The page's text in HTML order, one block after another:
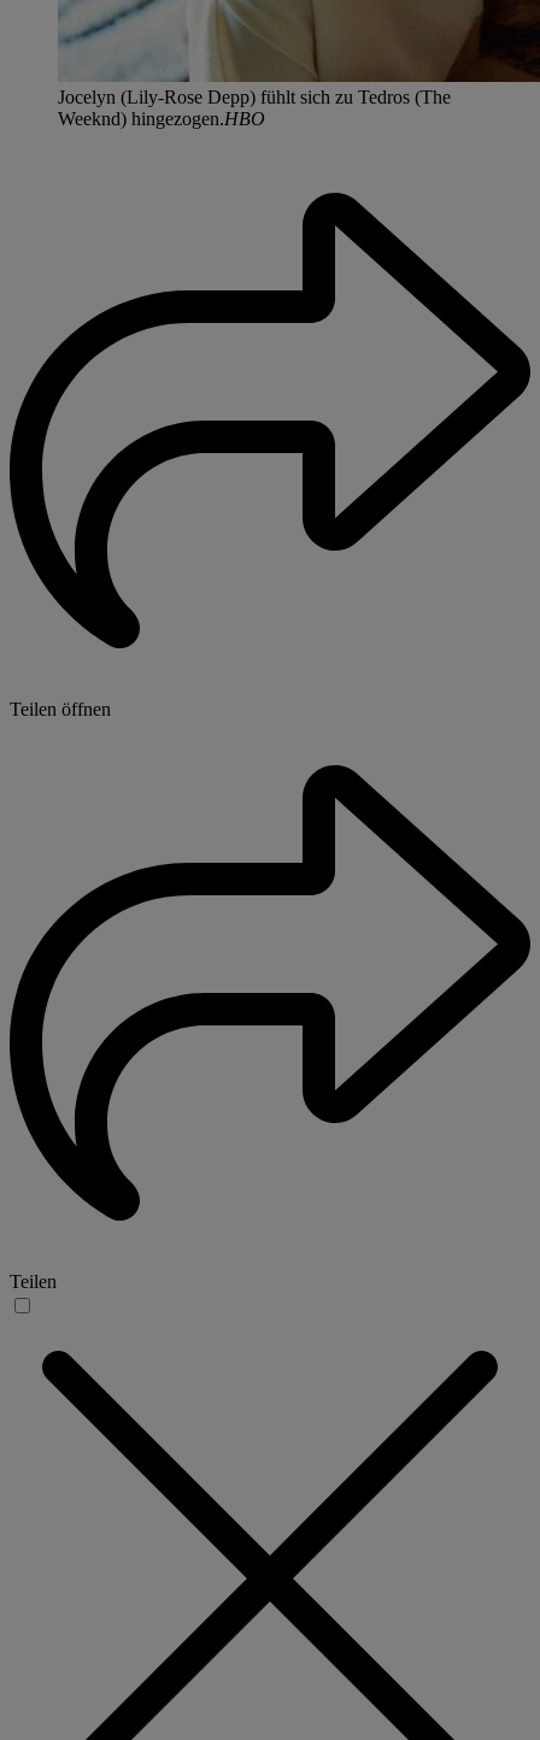
Jocelyn (Lily-Rose Depp) fühlt sich zu Tedros (The
Weeknd) hingezogen.HBO
Teilen öffnen
Teilen